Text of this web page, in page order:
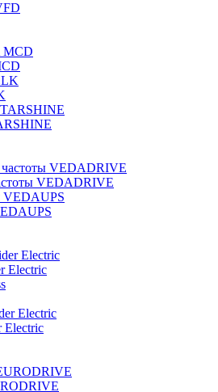
VEDADRIVE
Electric
Electric